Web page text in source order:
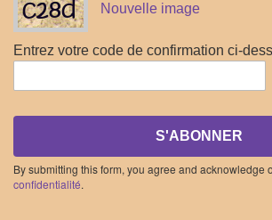
Nouvelle image
Entrez votre code de confirmation ci-
S'ABONNER
By submitting this form, you agree and acknowledge
confidentialité.